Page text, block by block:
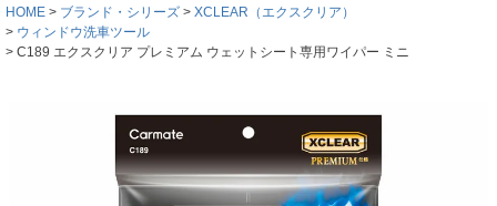
HOME
ブランド・シリーズ
XCLEAR（エクスクリア）
ウィンドウ洗車ツール
C189 エクスクリア プレミアム ウェットシート専用ワイパー ミニ